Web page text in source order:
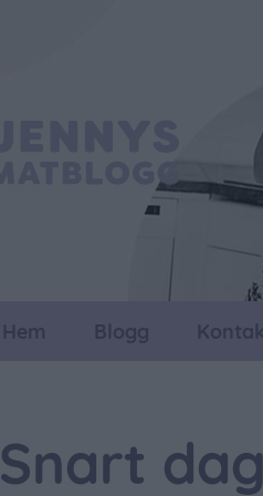
Hem Blogg
Snart